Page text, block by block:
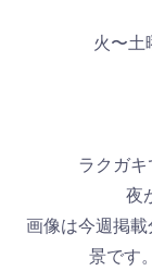
火〜土
ラクガ
夜
画像は今週掲
景です